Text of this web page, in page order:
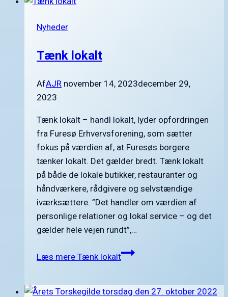
Nyheder
Tænk lokalt
AfAJR november 14, 2023december 29,
2023
Tænk lokalt – handl lokalt, lyder opfordringen
fra Furesø Erhvervsforening, som sætter
fokus på værdien af, at Furesøs borgere
tænker lokalt. Det gælder bredt. Tænk lokalt
på både de lokale butikker, restauranter og
håndværkere, rådgivere og selvstændige
iværksættere. ”Det handler om værdien af
personlige relationer og lokal service – og det
gælder hele vejen rundt”,…
Læs mere Tænk lokalt